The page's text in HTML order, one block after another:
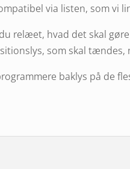
via listen, som vi
relæet, hvad det skal
som skal
baklys på de